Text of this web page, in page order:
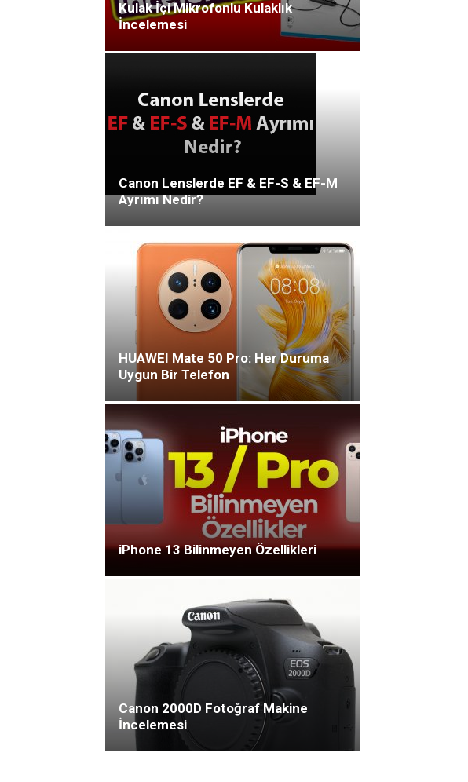
Kulak İçi Mikrofonlu Kulaklık
İncelemesi
Canon Lenslerde EF & EF-S & EF-M
Ayrımı Nedir?
HUAWEI Mate 50 Pro: Her Duruma
Uygun Bir Telefon
iPhone 13 Bilinmeyen Özellikleri
Canon 2000D Fotoğraf Makine
İncelemesi